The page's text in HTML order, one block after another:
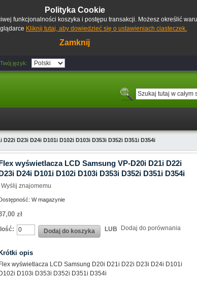
Polityka Cookie
funkcjonalności koszyka i postępu transakcji. Możesz określić
Kliknij tutaj, aby dowiedzieć się o ustawieniach ciasteczek.
Zamknij
Twój język:
D23i D24i D101i D102i D103i D353i D352i D351i D354i
wyświetlacza LCD Samsung VP-D20i D21i D22i
D24i D101i D102i D103i D353i D352i D351i D354i
Wyślij znajomemu
Dostępność: W magazynie
zł
Ilość: Dodaj do koszyka LUB Dodaj do porównania
Krótki opis
Flex wyświetlacza LCD Samsung D20i D21i D22i D23i D24i D101i
D102i D103i D353i D352i D351i D354i